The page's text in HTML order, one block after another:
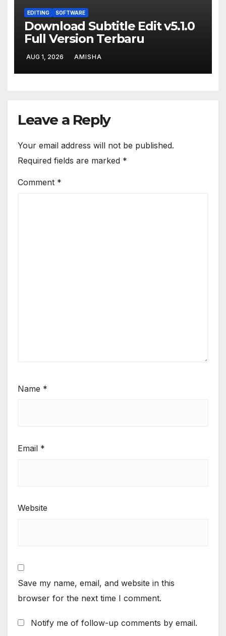
EDITING SOFTWARE
Download Subtitle Edit v5.1.0
Full Version Terbaru
AUG 1, 2026 AMISHA
Leave a Reply
Your email address will not be published.
Required fields are marked *
Comment *
Name *
Email *
Website
Save my name, email, and website in this
browser for the next time I comment.
Notify me of follow-up comments by email.